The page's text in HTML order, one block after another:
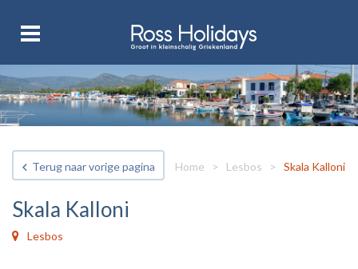
Terug naar vorige pagina Home > Lesbos > Skala Kalloni
Skala Kalloni
Lesbos